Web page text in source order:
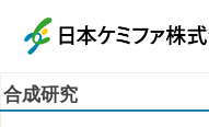
合成研究